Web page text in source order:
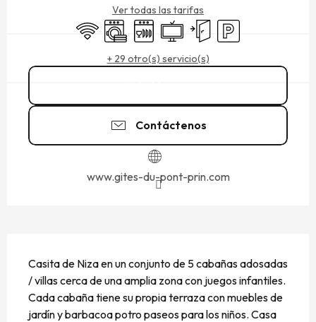
Ver todas las tarifas
Wifi LavadoraLavavajillasTelevisiónEntrada independiente
Aparcamiento
+ 29 otro(s) servicio(s)
Contáctenos
www.gites-du-pont-prin.com
Casita de Niza en un conjunto de 5 cabañas adosadas
/ villas cerca de una amplia zona con juegos infantiles.
Cada cabaña tiene su propia terraza con muebles de
jardín y barbacoa potro paseos para los niños. Casa